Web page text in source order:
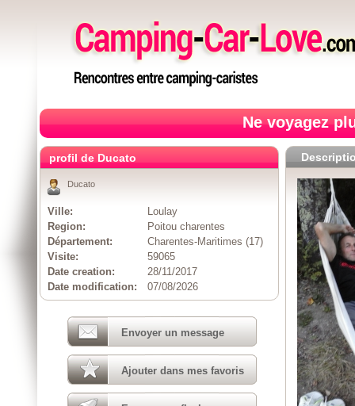
Ne voyagez
profil de Ducato
Ducato
Ville:
Loulay
Region:
Poitou charentes
Département:
Charentes-Maritimes (17)
Visite:
59065
Date creation:
28/11/2017
Date modification:
07/08/2026
Envoyer un message
Ajouter dans mes favoris